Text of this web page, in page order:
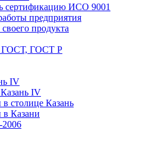
сертификацию ИСО 9001
предприятия
продукта
ГОСТ, ГОСТ Р
IV
IV
столице Казань
Казани